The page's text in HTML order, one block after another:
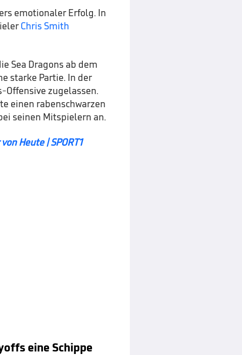
emotionaler Erfolg. In
Chris Smith
Sea Dragons ab dem
starke Partie. In der
Offensive zugelassen.
einen rabenschwarzen
seinen Mitspielern an.
Heute | SPORT1
eine Schippe